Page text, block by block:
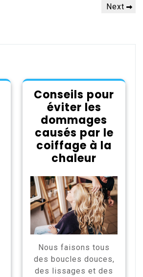
Next
Next
Conseils pour
éviter les
dommages
causés par le
coiffage à la
chaleur
Nous faisons tous
des boucles douces,
des lissages et des